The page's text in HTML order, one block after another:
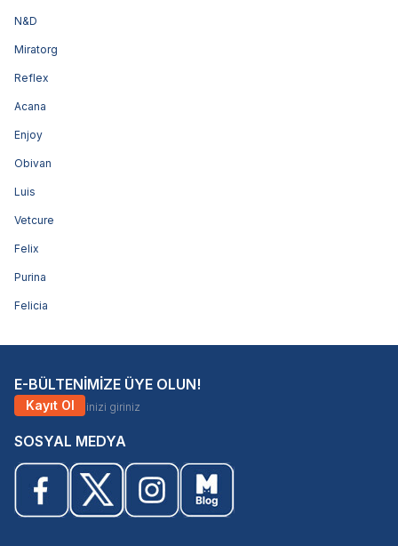
N&D
Miratorg
Reflex
Acana
Enjoy
Obivan
Luis
Vetcure
Felix
Purina
Felicia
E-BÜLTENİMİZE ÜYE OLUN!
Kayıt Ol
SOSYAL MEDYA